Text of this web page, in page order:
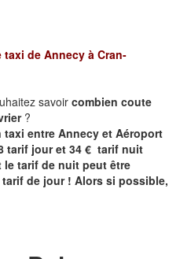
taxi de Annecy à Cran-
savoir combien coute
?
taxi entre Annecy et Aéroport
tarif jour et 34 € tarif nuit
tarif de nuit peut être
tarif de jour ! Alors si possible,